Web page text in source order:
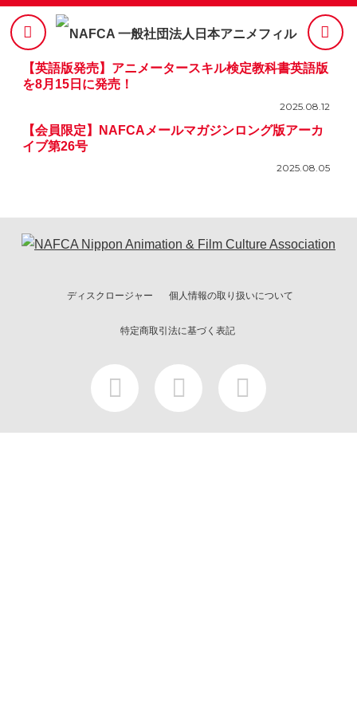
【英語版発売】アニメータースキル検定教科書英語版
を8月15日に発売！
2025.08.12
【会員限定】NAFCAメールマガジンロング版アーカ
イブ第26号
2025.08.05
ディスクロージャー 個人情報の取り扱いについて
特定商取引法に基づく表記